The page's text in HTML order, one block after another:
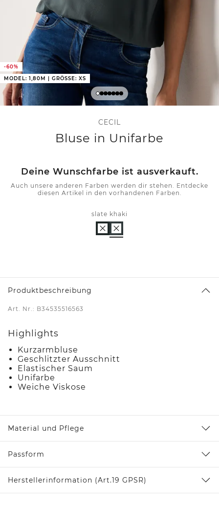
-60%
MODEL: 1,80M | GRÖSSE: XS
CECIL
Bluse in Unifarbe
Deine Wunschfarbe ist ausverkauft.
Auch unsere anderen Farben werden dir stehen. Entdecke
diesen Artikel in den vorhandenen Farben.
slate khaki
Produktbeschreibung
Art. Nr.: B34535516563
Highlights
Kurzarmbluse
Geschlitzter Ausschnitt
Elastischer Saum
Unifarbe
Weiche Viskose
Material und Pflege
Passform
Herstellerinformation (Art.19 GPSR)